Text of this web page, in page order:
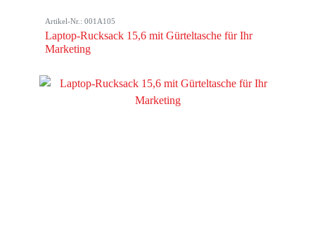
Artikel-Nr.: 001A105
Laptop-Rucksack 15,6 mit Gürteltasche für Ihr
Marketing